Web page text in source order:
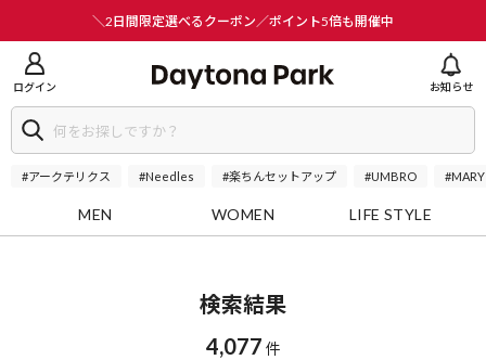
＼2日間限定選べるクーポン／ポイント5倍も開催中
ログイン お知らせ
#アークテリクス #Needles #楽ちんセットアップ #UMBRO
MEN WOMEN LIFE STYLE
検索結果
4,077 件